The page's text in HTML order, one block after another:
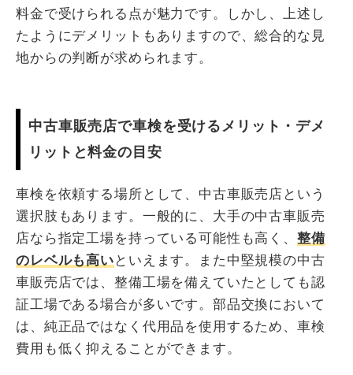
料金で受けられる点が魅力です。しかし、上述し
たようにデメリットもありますので、総合的な見
地からの判断が求められます。
中古車販売店で車検を受けるメリット・デメ
リットと料金の目安
車検を依頼する場所として、中古車販売店という
選択肢もあります。一般的に、大手の中古車販売
店なら指定工場を持っている可能性も高く、整備
のレベルも高い といえます。また中堅規模の中古
車販売店では、整備工場を備えていたとしても認
証工場である場合が多いです。部品交換において
は、純正品ではなく代用品を使用するため、車検
費用も低く抑えることができます。